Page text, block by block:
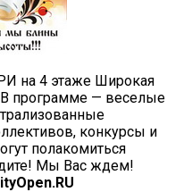
на 4 этаже Широкая
программе — веселые
конкурсы и
полакомиться
Мы Вас ждем!